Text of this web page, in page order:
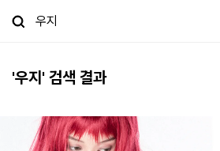
'우지 ' 검색 결과